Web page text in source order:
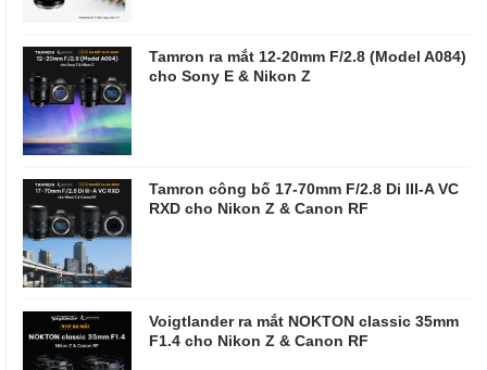
Tamron ra mắt 12-20mm F/2.8 (Model A084)
cho Sony E & Nikon Z
Tamron công bố 17-70mm F/2.8 Di III-A VC
RXD cho Nikon Z & Canon RF
Voigtlander ra mắt NOKTON classic 35mm
F1.4 cho Nikon Z & Canon RF